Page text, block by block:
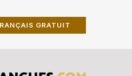
GRATUIT